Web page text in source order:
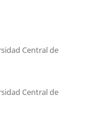
Central de
Central de